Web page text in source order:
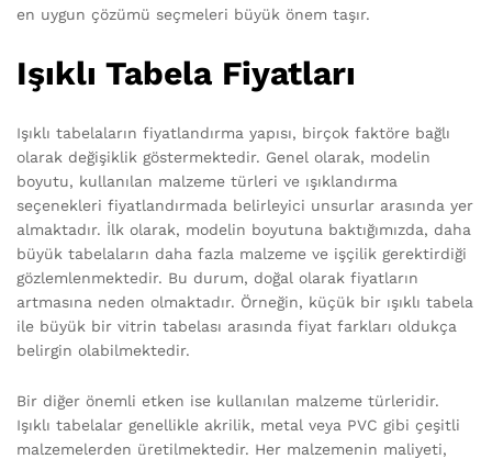
en uygun çözümü seçmeleri büyük önem taşır.
Işıklı Tabela Fiyatları
Işıklı tabelaların fiyatlandırma yapısı, birçok faktöre bağlı
olarak değişiklik göstermektedir. Genel olarak, modelin
boyutu, kullanılan malzeme türleri ve ışıklandırma
seçenekleri fiyatlandırmada belirleyici unsurlar arasında yer
almaktadır. İlk olarak, modelin boyutuna baktığımızda, daha
büyük tabelaların daha fazla malzeme ve işçilik gerektirdiği
gözlemlenmektedir. Bu durum, doğal olarak fiyatların
artmasına neden olmaktadır. Örneğin, küçük bir ışıklı tabela
ile büyük bir vitrin tabelası arasında fiyat farkları oldukça
belirgin olabilmektedir.
Bir diğer önemli etken ise kullanılan malzeme türleridir.
Işıklı tabelalar genellikle akrilik, metal veya PVC gibi çeşitli
malzemelerden üretilmektedir. Her malzemenin maliyeti,